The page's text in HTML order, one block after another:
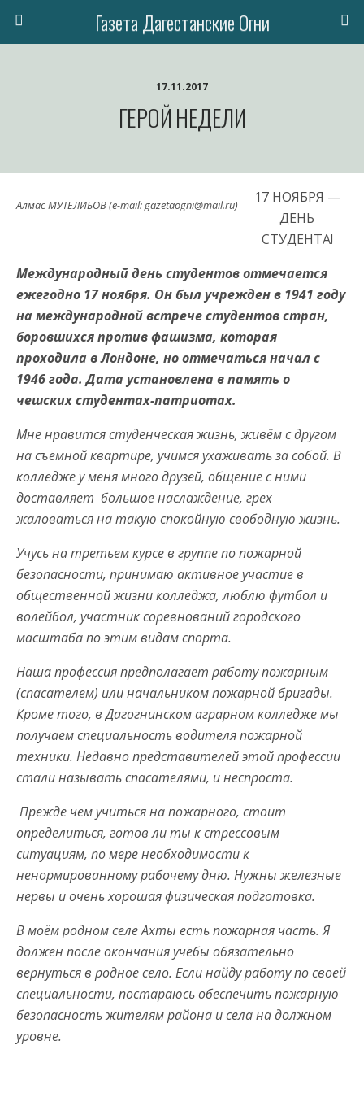
Газета Дагестанские Огни
17.11.2017
ГЕРОЙ НЕДЕЛИ
Алмас МУТЕЛИБОВ (e-mail: gazetaogni@mail.ru)
17 НОЯБРЯ —
ДЕНЬ
СТУДЕНТА!
Международный день студентов отмечается
ежегодно 17 ноября. Он был учрежден в 1941 году
на международной встрече студентов стран,
боровшихся против фашизма, которая
проходила в Лондоне, но отмечаться начал с
1946 года. Дата установлена в память о
чешских студентах-патриотах.
Мне нравится студенческая жизнь, живём с другом
на съёмной квартире, учимся ухаживать за собой. В
колледже у меня много друзей, общение с ними
доставляет большое наслаждение, грех
жаловаться на такую спокойную свободную жизнь.
Учусь на третьем курсе в группе по пожарной
безопасности, принимаю активное участие в
общественной жизни колледжа, люблю футбол и
волейбол, участник соревнований городского
масштаба по этим видам спорта.
Наша профессия предполагает работу пожарным
(спасателем) или начальником пожарной бригады.
Кроме того, в Дагогнинском аграрном колледже мы
получаем специальность водителя пожарной
техники. Недавно представителей этой профессии
стали называть спасателями, и неспроста.
Прежде чем учиться на пожарного, стоит
определиться, готов ли ты к стрессовым
ситуациям, по мере необходимости к
ненормированному рабочему дню. Нужны железные
нервы и очень хорошая физическая подготовка.
В моём родном селе Ахты есть пожарная часть. Я
должен после окончания учёбы обязательно
вернуться в родное село. Если найду работу по своей
специальности, постараюсь обеспечить пожарную
безопасность жителям района и села на должном
уровне.